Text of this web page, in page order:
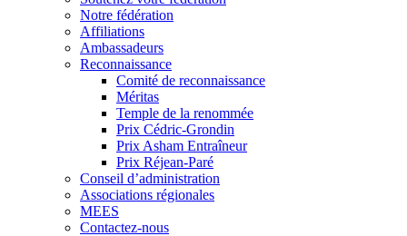
Notre fédération
Affiliations
Ambassadeurs
Reconnaissance
Comité de reconnaissance
Méritas
Temple de la renommée
Prix Cédric-Grondin
Prix Asham Entraîneur
Prix Réjean-Paré
Conseil d’administration
Associations régionales
MEES
Contactez-nous